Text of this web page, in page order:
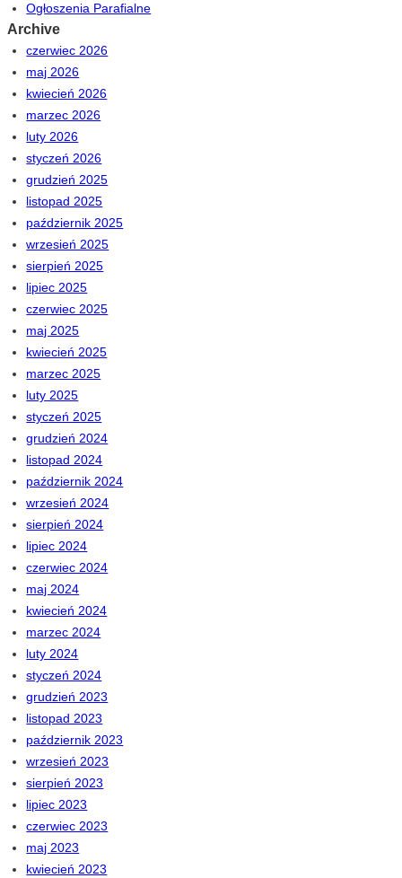
Ogłoszenia Parafialne
Archive
czerwiec 2026
maj 2026
kwiecień 2026
marzec 2026
luty 2026
styczeń 2026
grudzień 2025
listopad 2025
październik 2025
wrzesień 2025
sierpień 2025
lipiec 2025
czerwiec 2025
maj 2025
kwiecień 2025
marzec 2025
luty 2025
styczeń 2025
grudzień 2024
listopad 2024
październik 2024
wrzesień 2024
sierpień 2024
lipiec 2024
czerwiec 2024
maj 2024
kwiecień 2024
marzec 2024
luty 2024
styczeń 2024
grudzień 2023
listopad 2023
październik 2023
wrzesień 2023
sierpień 2023
lipiec 2023
czerwiec 2023
maj 2023
kwiecień 2023